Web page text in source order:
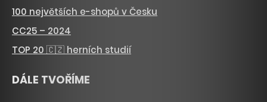
100 největších e-shopů v Česku
CC25 – 2024
TOP 20 🇨🇿 herních studií
DÁLE TVOŘÍME